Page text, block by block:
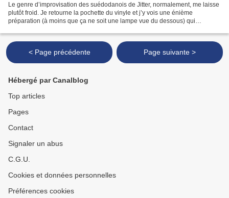
Le genre d’improvisation des suédodanois de Jitter, normalement, me laisse
plutôt froid. Je retourne la pochette du vinyle et j’y vois une énième
préparation (à moins que ça ne soit une lampe vue du dessous) qui
< Page précédente Page suivante >
Hébergé par Canalblog
Top articles
Pages
Contact
Signaler un abus
C.G.U.
Cookies et données personnelles
Préférences cookies